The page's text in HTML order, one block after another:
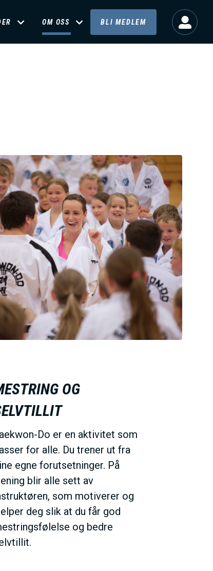
OM OSS BLI MEDLEM
OG
Do er en aktivitet som
for alle. Du trener ut fra
egne forutsetninger. På
blir alle sett av
som motiverer og
deg slik at du får god
og bedre